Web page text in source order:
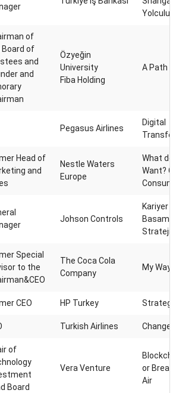
of
Board of
and
and
Özyeğin
University
Fiba Holding
A Path
Pegasus Airlines
Digital
Head of
and
Nestle Waters
Europe
What
Want?
Johson Controls
Kariyer
Stratejik
Special
to the
The Coca Cola
Company
My Way
CEO HP Turkey
Turkish Airlines
of
Board
Vera Venture
or
Air